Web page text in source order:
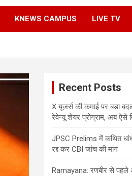
KNEWS CAMPUS LIVE TV
Recent Posts
X यूजर्स की कमाई पर बड़ा
रेवेन्यू शेयर प्रोग्राम, अब ऐसे
JPSC Prelims में कथित
रद्द कर CBI जांच की मांग
Ramayana: रणबीर से